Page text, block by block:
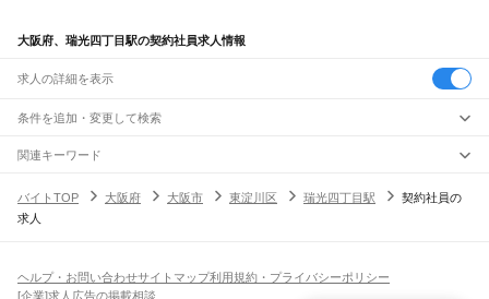
大阪府、瑞光四丁目駅の契約社員求人情報
求人の詳細を表示
条件を追加・変更して検索
市区町村を追加・変更
大阪府すべて
平野区北区中央区
駅を追加・変更
職種を追加・変更
飲食・フードサービスすべて
ホールスタッフキッチンスタッフ
人気
関連キーワード
バイトTOP
大阪府 大阪市 東淀川区 瑞光四丁目駅
契約社員の
求人
ヘルプ・お問い合わせサイトマップ利用規約・プライバシーポリシー
[企業]求人広告の掲載相談